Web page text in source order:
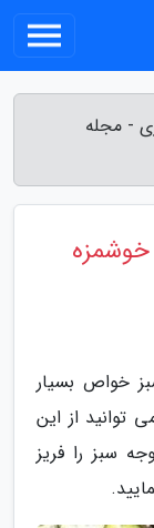
- مجله
خواص بسیار
توانید از این
سبز را فریز